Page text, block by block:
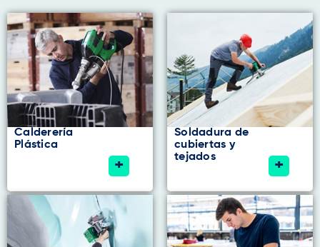
Calderería
Plástica
+
Soldadura de
cubiertas y
tejados
+